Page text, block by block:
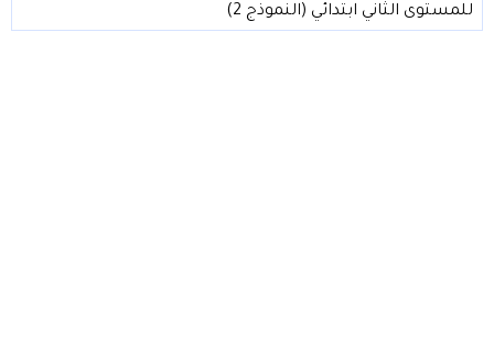
للمستوى الثاني ابتدائي (النموذج 2)